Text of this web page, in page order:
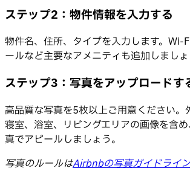
ステップ2：物件情報を入力する
物件名、住所、タイプを入力します。Wi-
ールなど主要なアメニティも追加しましょ
ステップ3：写真をアップロードす
高品質な写真を5枚以上ご用意ください。
寝室、浴室、リビングエリアの画像を含
真でアピールしましょう。
写真のルールはAirbnbの写真ガイドライン